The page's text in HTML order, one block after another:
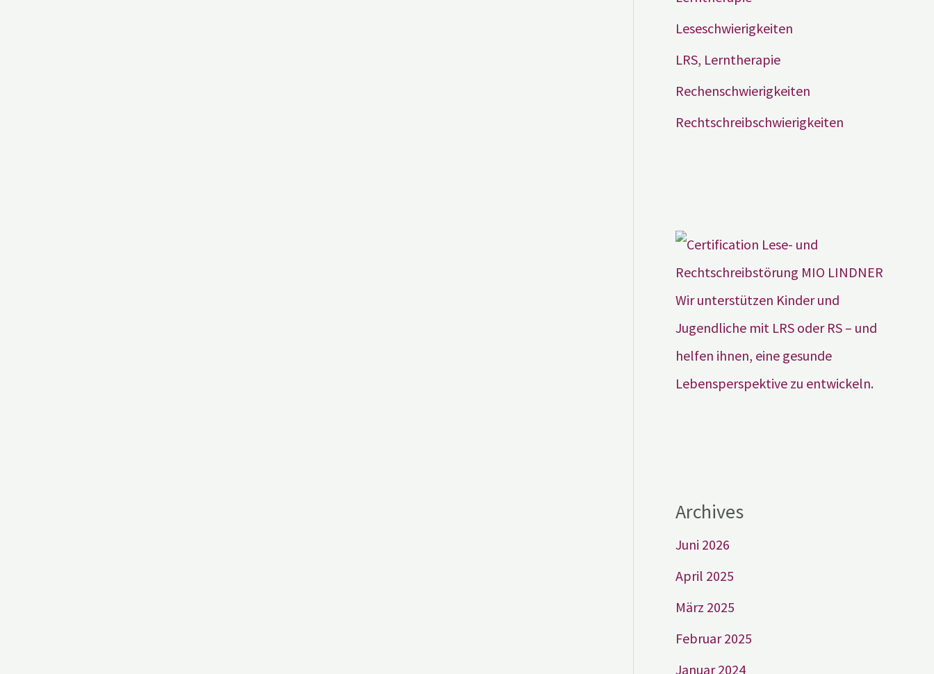
Leseschwierigkeiten
LRS, Lerntherapie
Rechenschwierigkeiten
Rechtschreibschwierigkeiten
Wir unterstützen Kinder und
Jugendliche mit LRS oder RS – und
helfen ihnen, eine gesunde
Lebensperspektive zu entwickeln.
Archives
Juni 2026
April 2025
März 2025
Februar 2025
Januar 2024